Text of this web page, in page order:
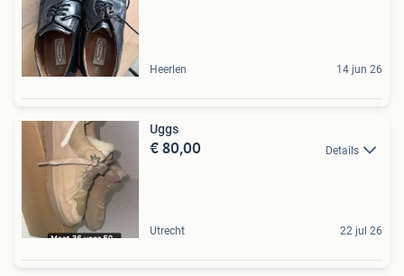
Heerlen 14 jun 26
Uggs
€ 80,00 Details
Utrecht 22 jul 26